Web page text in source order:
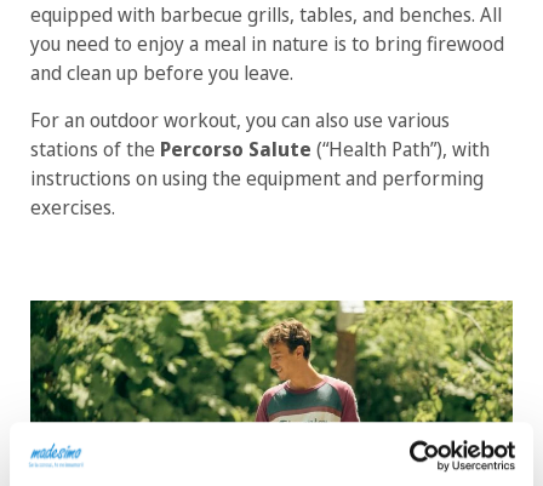
equipped with barbecue grills, tables, and benches. All
you need to enjoy a meal in nature is to bring firewood
and clean up before you leave.
For an outdoor workout, you can also use various
stations of the Percorso Salute (“Health Path”), with
instructions on using the equipment and performing
exercises.